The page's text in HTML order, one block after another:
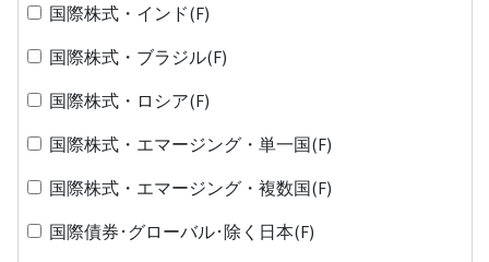
国際株式・インド(F)
国際株式・ブラジル(F)
国際株式・ロシア(F)
国際株式・エマージング・単一国(F)
国際株式・エマージング・複数国(F)
国際債券･グローバル･除く日本(F)